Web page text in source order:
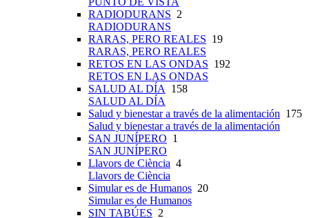
RADIODURANS 2
RADIODURANS
RARAS, PERO REALES 19
RARAS, PERO REALES
RETOS EN LAS ONDAS 192
RETOS EN LAS ONDAS
SALUD AL DÍA
158
SALUD AL DÍA
Salud y bienestar a través de la alimentación 175
Salud y bienestar a través de la alimentación
SAN JUNÍPERO 1
SAN JUNÍPERO
Llavors de Ciència 4
Llavors de Ciència
Simular es de Humanos 20
Simular es de Humanos
SIN TABÚES 2